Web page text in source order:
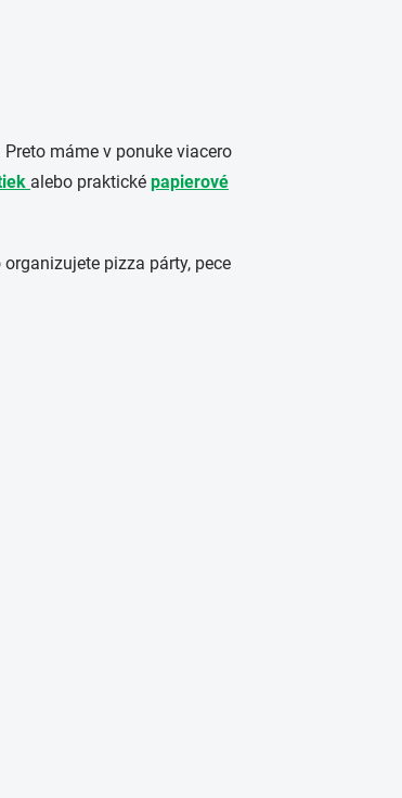
máme v ponuke viacero
alebo praktické papierové
pizza párty, pece